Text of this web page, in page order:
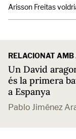
Arisson Freitas
RELACIONAT
Un David
és la primera
a Espanya
Pablo Jiménez